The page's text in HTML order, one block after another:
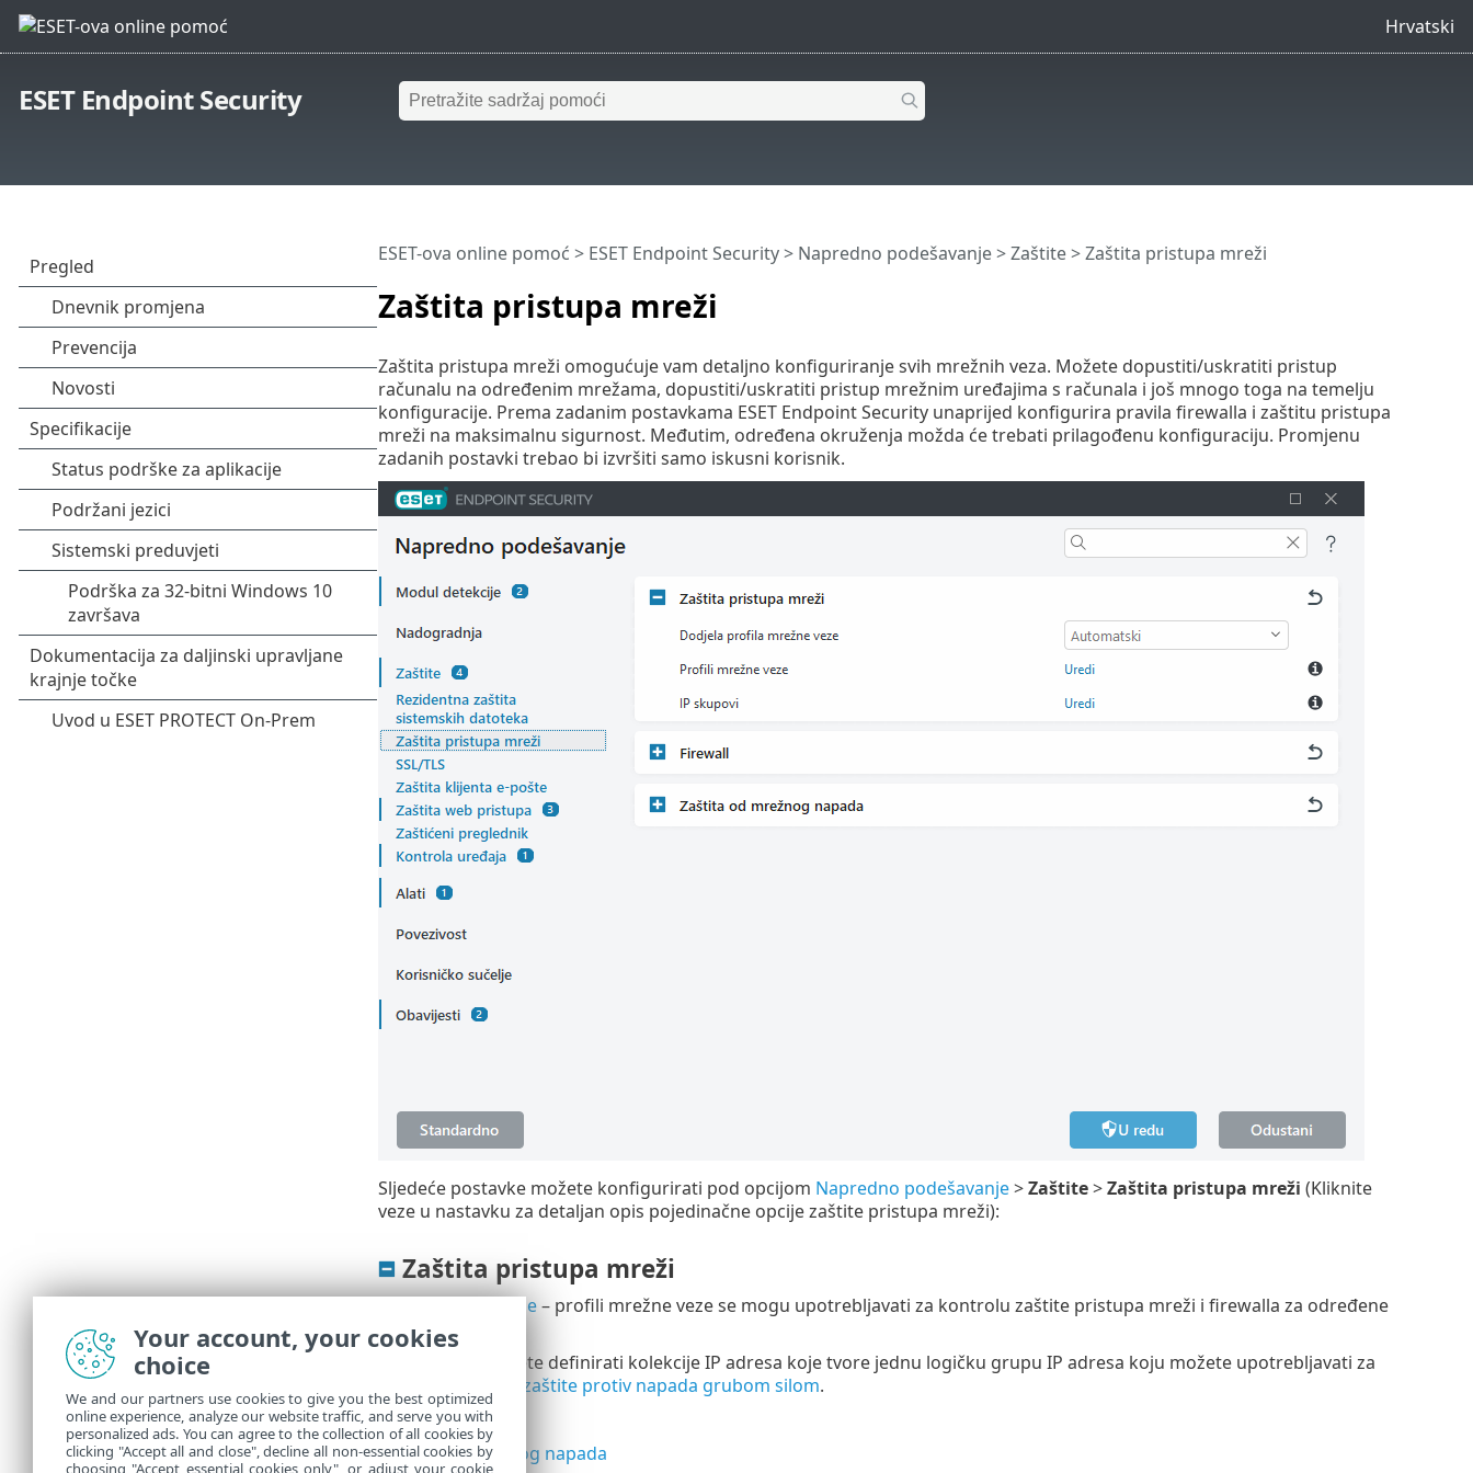
Hrvatski
ESET Endpoint Security
Zaštita pristupa mreži
ESET-ova online pomoć > ESET Endpoint Security> Napredno podešavanje>Zaštite> Zaštita pristupa mreži
Zaštita pristupa mreži omogućuje vam detaljno konfiguriranje svih mrežnih veza. Možete dopustiti/uskratiti pristup
računalu na određenim mrežama, dopustiti/uskratiti pristup mrežnim uređajima s računala i još mnogo toga na temelju
konfiguracije. Prema zadanim postavkama ESET Endpoint Security unaprijed konfigurira pravila firewalla i zaštitu pristupa
mreži na maksimalnu sigurnost. Međutim, određena okruženja možda će trebati prilagođenu konfiguraciju. Promjenu
zadanih postavki trebao bi izvršiti samo iskusni korisnik.
Sljedeće postavke možete konfigurirati pod opcijom Napredno podešavanje>Zaštite>Zaštita pristupa mreži (Kliknite
veze u nastavku za detaljan opis pojedinačne opcije zaštite pristupa mreži):
Zaštita pristupa mreži
Profili mrežne veze– profili mrežne veze se mogu upotrebljavati za kontrolu zaštite pristupa mreži i firewalla za određene
mrežne veze.
– možete definirati kolekcije IP adresa koje tvore jednu logičku grupu IP adresa koju možete upotrebljavati za
zaštite protiv napada grubom silom.
Firewall
Zaštita od mrežnog napada
Your account, your cookies
choice
We and our partners use cookies to give you the best optimized
online experience, analyze our website traffic, and serve you with
personalized ads. You can agree to the collection of all cookies by
clicking "Accept all and close", decline all non-essential cookies by
choosing "Accept essential cookies only", or adjust your cookie